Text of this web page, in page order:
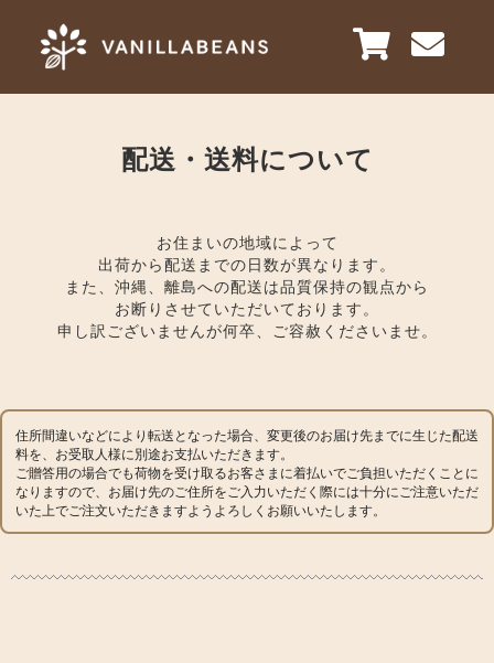
配送・送料について
お住まいの地域によって
​​​​​​​出荷から配送までの日数が異なります。
また、沖縄、離島への配送は品質保持の観点から
お断りさせていただいております。
申し訳ございませんが何卒、ご容赦くださいませ。
住所間違いなどにより転送となった場合、変更後のお届け先までに生じた配送
料を、お受取人様に別途お支払いただきます。
ご贈答用の場合でも荷物を受け取るお客さまに着払いでご負担いただくことに
なりますので、お届け先のご住所をご入力いただく際には十分にご注意いただ
いた上でご注文いただきますようよろしくお願いいたします。